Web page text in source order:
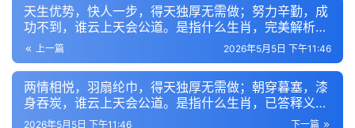
天生优势，快人一步，得天独厚无需做；努力辛勤，成
功不到，谁云上天会公道。是指什么生肖，完美解析呈
现 上一篇 2026年5月5日 下午11:46
两情相悦，羽扇纶巾，得天独厚无需做；朝穿暮塞，漆
身吞炭，谁云上天会公道。是指什么生肖，已答释义精
选
下一篇
2026年5月5日 下午11:46